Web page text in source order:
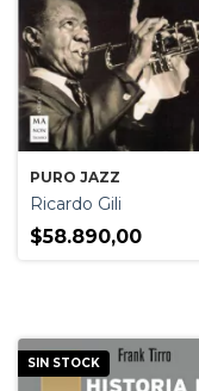
PURO JAZZ
Ricardo Gili
$58.890,00
SIN STOCK